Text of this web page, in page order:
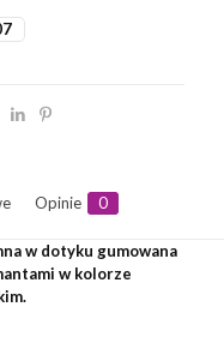
Opinie 0
w dotyku gumowana
w kolorze